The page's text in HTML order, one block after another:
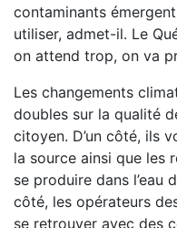
contaminants
utiliser, admet-il. Le
on attend trop, on va
Les changements
doubles sur la qualité
citoyen. D’un côté, ils
la source ainsi que les
se produire dans l’eau
côté, les opérateurs
se retrouver avec des